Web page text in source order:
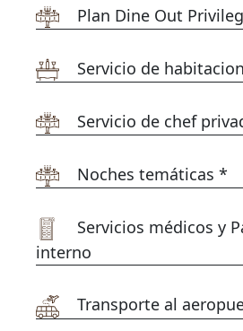
Plan Dine Out
Servicio de
Servicio de chef
Noches temáticas *
Servicios médicos y
interno
Transporte al